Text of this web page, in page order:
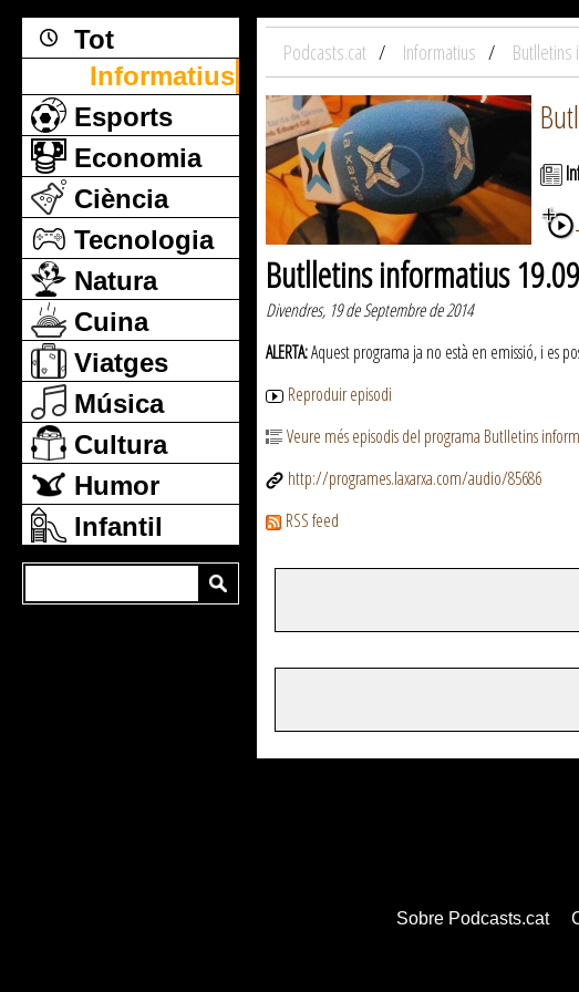
Tot
Informatius
Esports
Economia
Ciència
Tecnologia
Natura
Cuina
Viatges
Música
Cultura
Humor
Infantil
Podcasts.cat Informatius Butlletins
Butlletins informatius
Divendres, 19 de Septembre de 2014
ALERTA:Aquest programa ja no està en emissió, i es
Reproduir episodi
Veure més episodis del programa Butlletins
http://programes.laxarxa.com/audio/85686
RSS feed
Sobre Podcasts.cat